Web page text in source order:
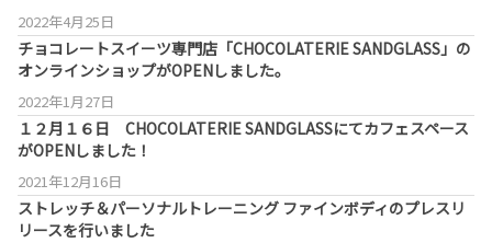
2022年4月25日
チョコレートスイーツ専門店「CHOCOLATERIE SANDGLASS」の
オンラインショップがOPENしました。
2022年1月27日
１２月１６日 CHOCOLATERIE SANDGLASSにてカフェスペース
がOPENしました！
2021年12月16日
ストレッチ＆パーソナルトレーニング ファインボディのプレスリ
リースを行いました